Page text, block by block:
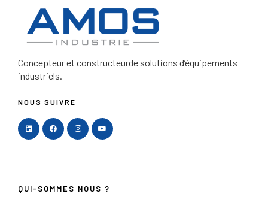
Concepteur et constructeurde solutions d’équipements
industriels.
NOUS SUIVRE
QUI-SOMMES NOUS ?